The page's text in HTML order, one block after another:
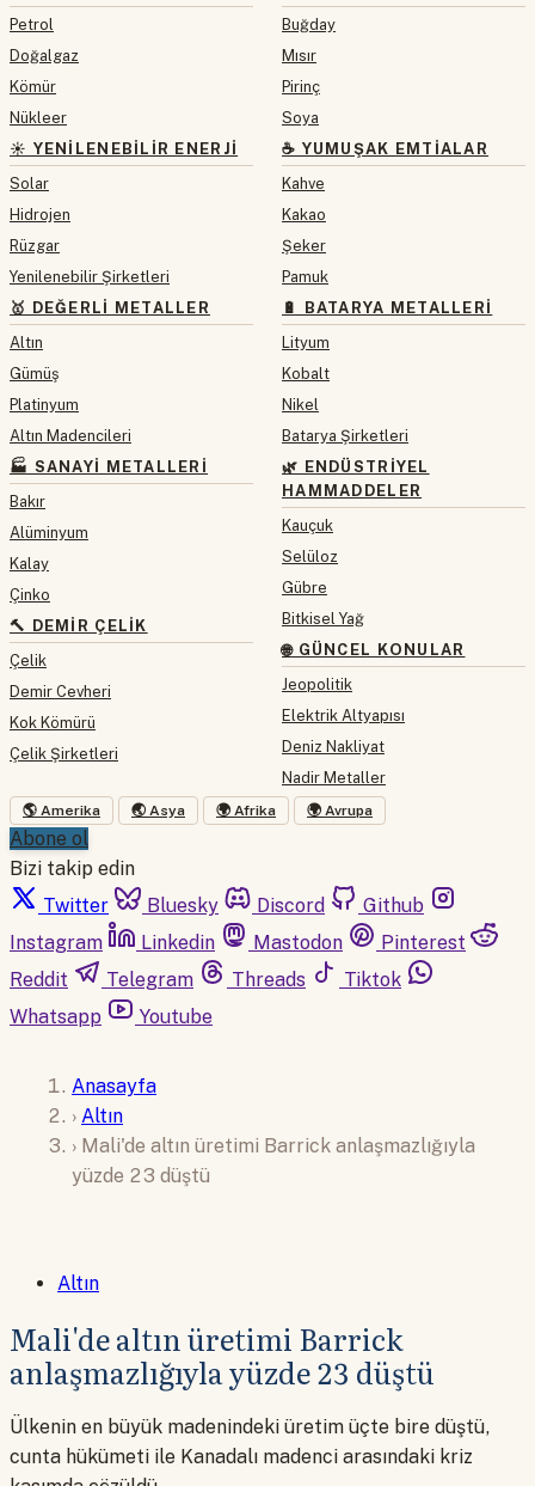
Petrol
Doğalgaz
Kömür
Nükleer
☀️ YENILENEBILIR ENERJI
Solar
Hidrojen
Rüzgar
Yenilenebilir Şirketleri
🥇 DEĞERLI METALLER
Altın
Gümüş
Platinyum
Altın Madencileri
🏭 SANAYI METALLERI
Bakır
Alüminyum
Kalay
Çinko
🔨 DEMIR ÇELIK
Çelik
Demir Cevheri
Kok Kömürü
Çelik Şirketleri
Buğday
Mısır
Pirinç
Soya
☕ YUMUŞAK EMTIALAR
Kahve
Kakao
Şeker
Pamuk
🔋 BATARYA METALLERI
Lityum
Kobalt
Nikel
Batarya Şirketleri
🌿 ENDÜSTRIYEL
HAMMADDELER
Kauçuk
Selüloz
Gübre
Bitkisel Yağ
🌐 GÜNCEL KONULAR
Jeopolitik
Elektrik Altyapısı
Deniz Nakliyat
Nadir Metaller
🌎 Amerika 🌏 Asya 🌍 Afrika 🌍 Avrupa
Abone ol
Bizi takip edin
Twitter
Bluesky Discord
Github
Instagram
Linkedin Mastodon
Pinterest
Reddit
Telegram Threads
Tiktok
Whatsapp
Youtube
Anasayfa
› Altın
› Mali'de altın üretimi Barrick anlaşmazlığıyla
yüzde 23 düştü
Altın
Mali'de altın üretimi Barrick
anlaşmazlığıyla yüzde 23 düştü
Ülkenin en büyük madenindeki üretim üçte bire düştü,
cunta hükümeti ile Kanadalı madenci arasındaki kriz